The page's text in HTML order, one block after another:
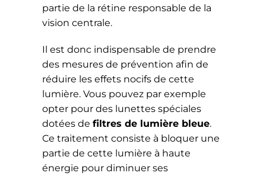
partie de la rétine responsable de la
vision centrale.
Il est donc indispensable de prendre
des mesures de prévention afin de
réduire les effets nocifs de cette
lumière. Vous pouvez par exemple
opter pour des lunettes spéciales
dotées de filtres de lumière bleue.
Ce traitement consiste à bloquer une
partie de cette lumière à haute
énergie pour diminuer ses